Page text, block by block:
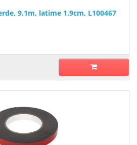
9.1m, latime 1.9cm, L100467